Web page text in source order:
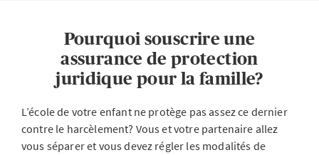
Pourquoi souscrire une
assurance de protection
juridique pour la famille?
L’école de votre enfant ne protège pas assez ce dernier
contre le harcèlement? Vous et votre partenaire allez
vous séparer et vous devez régler les modalités de